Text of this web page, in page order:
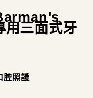
三面式牙
腔照護